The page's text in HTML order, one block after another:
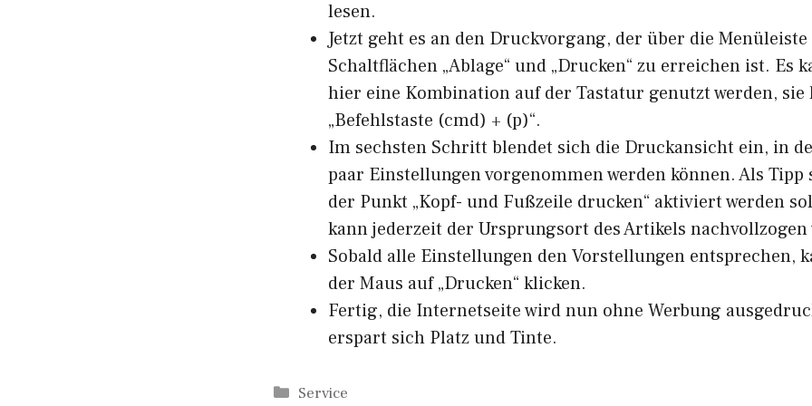
lesen.
Jetzt geht es an den Druckvorgang, der über die
Schaltflächen „Ablage“ und „Drucken“ zu erreichen ist. Es
hier eine Kombination auf der Tastatur genutzt werden, sie
„Befehlstaste (cmd) + (p)“.
Im sechsten Schritt blendet sich die Druckansicht ein, in
paar Einstellungen vorgenommen werden können. Als Tipp
der Punkt „Kopf- und Fußzeile drucken“ aktiviert werden
kann jederzeit der Ursprungsort des Artikels nachvollzogen
Sobald alle Einstellungen den Vorstellungen entsprechen,
der Maus auf „Drucken“ klicken.
Fertig, die Internetseite wird nun ohne Werbung
erspart sich Platz und Tinte.
Kategorien
Service